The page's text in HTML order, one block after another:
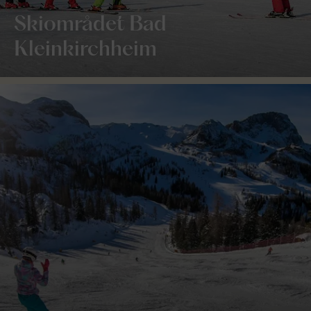
Skiområdet Bad
Kleinkirchheim